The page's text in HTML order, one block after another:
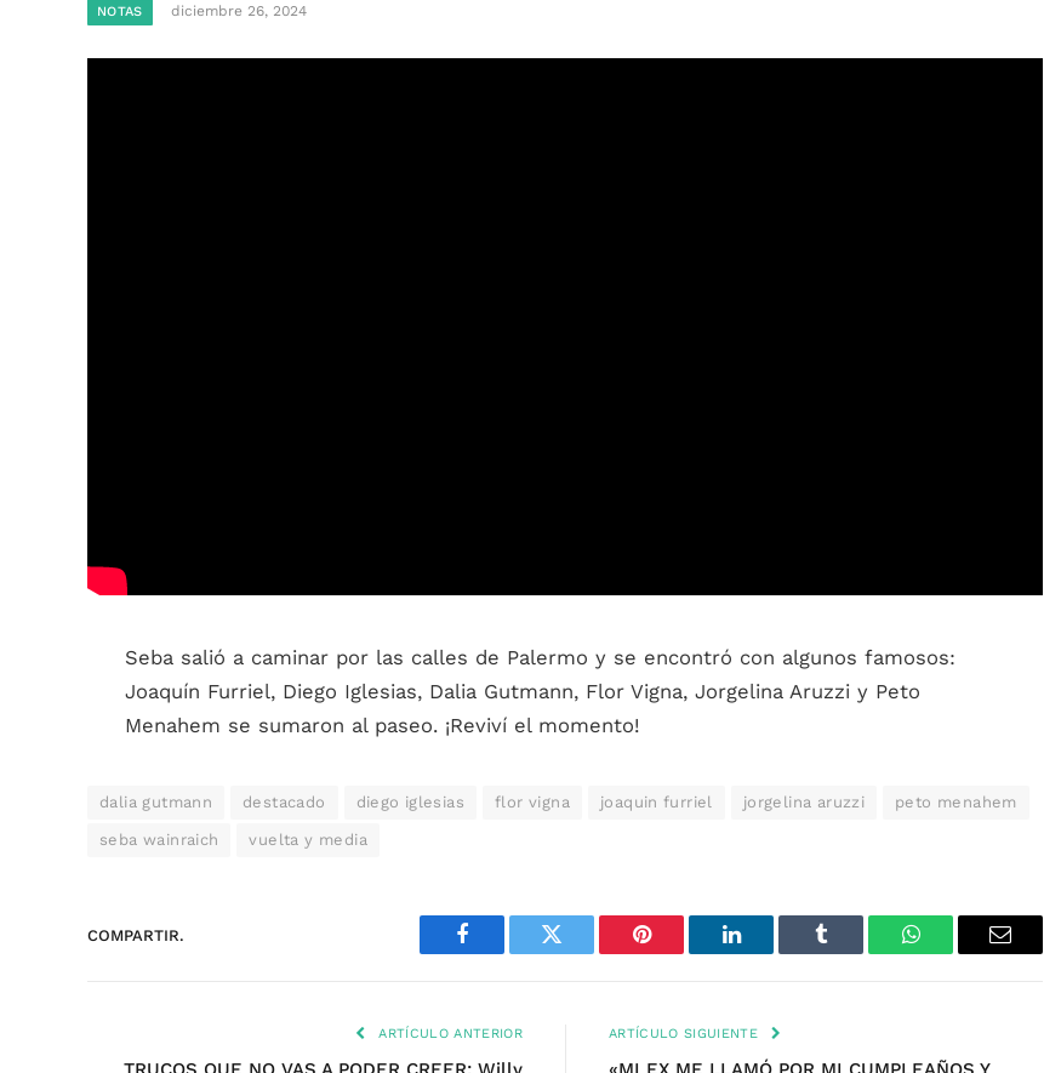
NOTAS diciembre 26, 2024
Seba salió a caminar por las calles de Palermo y se encontró con algunos famosos:
Joaquín Furriel, Diego Iglesias, Dalia Gutmann, Flor Vigna, Jorgelina Aruzzi y Peto
Menahem se sumaron al paseo. ¡Reviví el momento!
dalia gutmann destacado diego iglesias flor vigna joaquin furriel jorgelina aruzzi peto menahem
seba wainraich vuelta y media
COMPARTIR.
Facebook Twitter Pinterest LinkedIn Tumblr WhatsAppEmail
ARTÍCULO ANTERIOR ARTÍCULO SIGUIENTE